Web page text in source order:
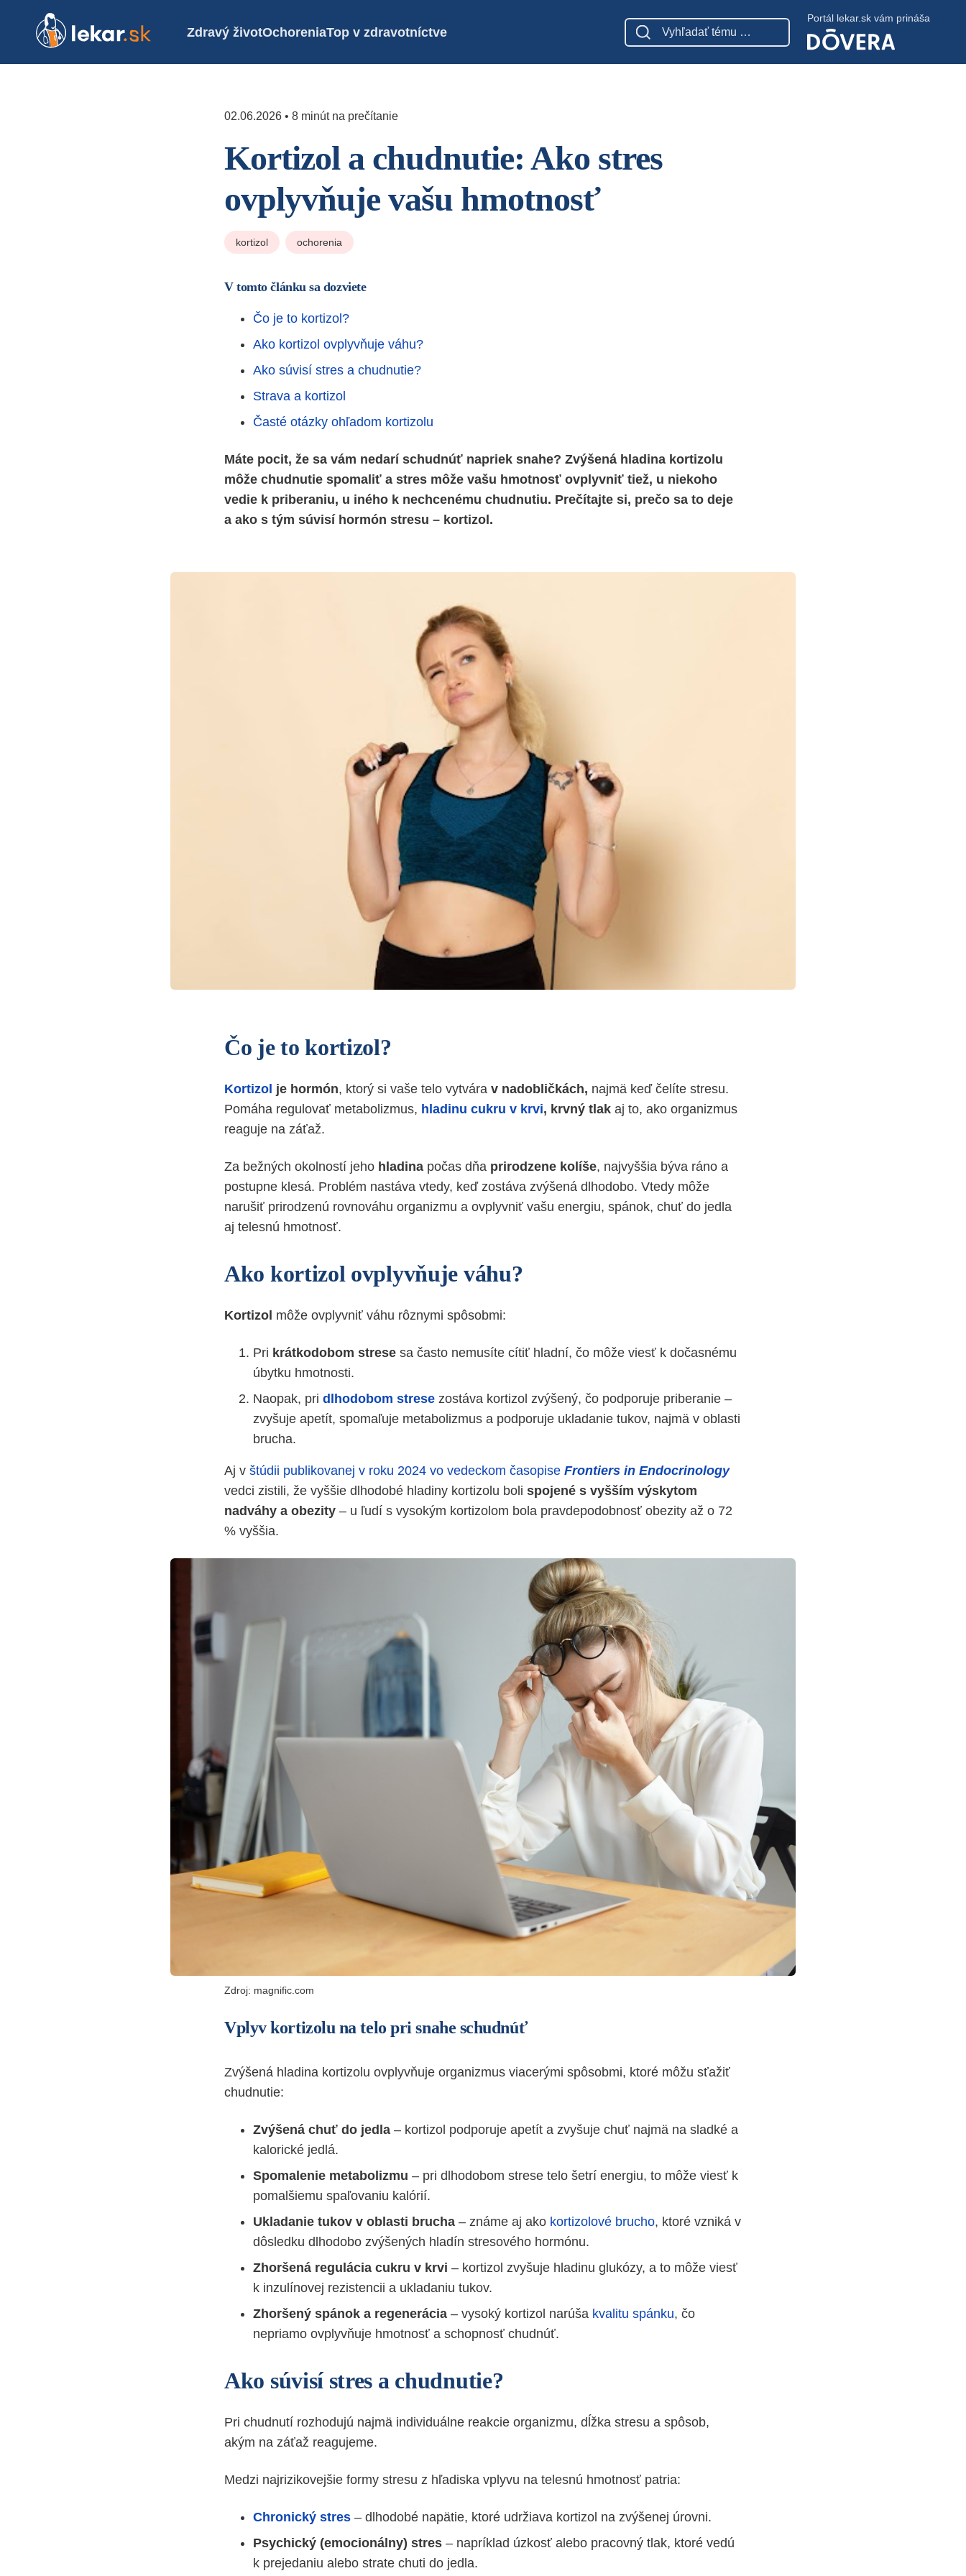
Zdravý životOchoreniaTop v zdravotníctve
Portál lekar.sk vám prináša
02.06.2026 • 8 minút na prečítanie
Kortizol a chudnutie: Ako stres
ovplyvňuje vašu hmotnosť
kortizol ochorenia
V tomto článku sa dozviete
Čo je to kortizol?
Ako kortizol ovplyvňuje váhu?
Ako súvisí stres a chudnutie?
Strava a kortizol
Časté otázky ohľadom kortizolu
Máte pocit, že sa vám nedarí schudnúť napriek snahe? Zvýšená hladina kortizolu
môže chudnutie spomaliť a stres môže vašu hmotnosť ovplyvniť tiež, u niekoho
vedie k priberaniu, u iného k nechcenému chudnutiu. Prečítajte si, prečo sa to deje
a ako s tým súvisí hormón stresu – kortizol.
Čo je to kortizol?
Kortizol je hormón, ktorý si vaše telo vytvára v nadobličkách, najmä keď čelíte stresu.
Pomáha regulovať metabolizmus, hladinu cukru v krvi, krvný tlak aj to, ako organizmus
reaguje na záťaž.
Za bežných okolností jeho hladina počas dňa prirodzene kolíše, najvyššia býva ráno a
postupne klesá. Problém nastáva vtedy, keď zostáva zvýšená dlhodobo. Vtedy môže
narušiť prirodzenú rovnováhu organizmu a ovplyvniť vašu energiu, spánok, chuť do jedla
aj telesnú hmotnosť.
Ako kortizol ovplyvňuje váhu?
Kortizol môže ovplyvniť váhu rôznymi spôsobmi:
Pri krátkodobom strese sa často nemusíte cítiť hladní, čo môže viesť k dočasnému
úbytku hmotnosti.
Naopak, pri dlhodobom strese zostáva kortizol zvýšený, čo podporuje priberanie –
zvyšuje apetít, spomaľuje metabolizmus a podporuje ukladanie tukov, najmä v oblasti
brucha.
Aj v štúdii publikovanej v roku 2024 vo vedeckom časopise Frontiers in Endocrinology
vedci zistili, že vyššie dlhodobé hladiny kortizolu boli spojené s vyšším výskytom
nadváhy a obezity – u ľudí s vysokým kortizolom bola pravdepodobnosť obezity až o 72
% vyššia.
Zdroj: magnific.com
Vplyv kortizolu na telo pri snahe schudnúť
Zvýšená hladina kortizolu ovplyvňuje organizmus viacerými spôsobmi, ktoré môžu sťažiť
chudnutie:
Zvýšená chuť do jedla – kortizol podporuje apetít a zvyšuje chuť najmä na sladké a
kalorické jedlá.
Spomalenie metabolizmu – pri dlhodobom strese telo šetrí energiu, to môže viesť k
pomalšiemu spaľovaniu kalórií.
Ukladanie tukov v oblasti brucha – známe aj ako kortizolové brucho, ktoré vzniká v
dôsledku dlhodobo zvýšených hladín stresového hormónu.
Zhoršená regulácia cukru v krvi – kortizol zvyšuje hladinu glukózy, a to môže viesť
k inzulínovej rezistencii a ukladaniu tukov.
Zhoršený spánok a regenerácia – vysoký kortizol narúša kvalitu spánku, čo
nepriamo ovplyvňuje hmotnosť a schopnosť chudnúť.
Ako súvisí stres a chudnutie?
Pri chudnutí rozhodujú najmä individuálne reakcie organizmu, dĺžka stresu a spôsob,
akým na záťaž reagujeme.
Medzi najrizikovejšie formy stresu z hľadiska vplyvu na telesnú hmotnosť patria:
Chronický stres – dlhodobé napätie, ktoré udržiava kortizol na zvýšenej úrovni.
Psychický (emocionálny) stres – napríklad úzkosť alebo pracovný tlak, ktoré vedú
k prejedaniu alebo strate chuti do jedla.